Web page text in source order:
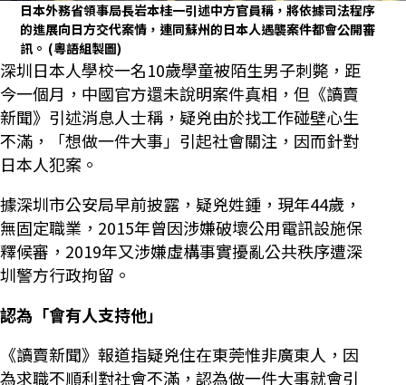
日本外務省領事局長岩本桂一引述中方官員稱，將依據司法程序
的進展向日方交代案情，連同蘇州的日本人遇襲案件都會公開審
訊。 (粵語組製圖)
深圳日本人學校一名10歲學童被陌生男子刺斃，距
今一個月，中國官方還未說明案件真相，但《讀賣
新聞》引述消息人士稱，疑兇由於找工作碰壁心生
不滿，「想做一件大事」引起社會關注，因而針對
日本人犯案。
據深圳市公安局早前披露，疑兇姓鍾，現年44歲，
無固定職業，2015年曾因涉嫌破壞公用電訊設施保
釋候審，2019年又涉嫌虛構事實擾亂公共秩序遭深
圳警方行政拘留。
認為「會有人支持他」
《讀賣新聞》報道指疑兇住在東莞惟非廣東人，因
為求職不順利對社會不滿，認為做一件大事就會引